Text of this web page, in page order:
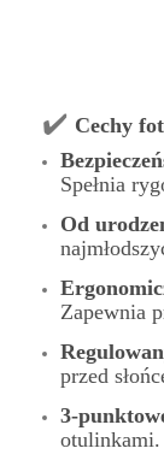
✔️ Cechy
Spełnia
Od
Zapewnia
przed
3-
otulinkami.